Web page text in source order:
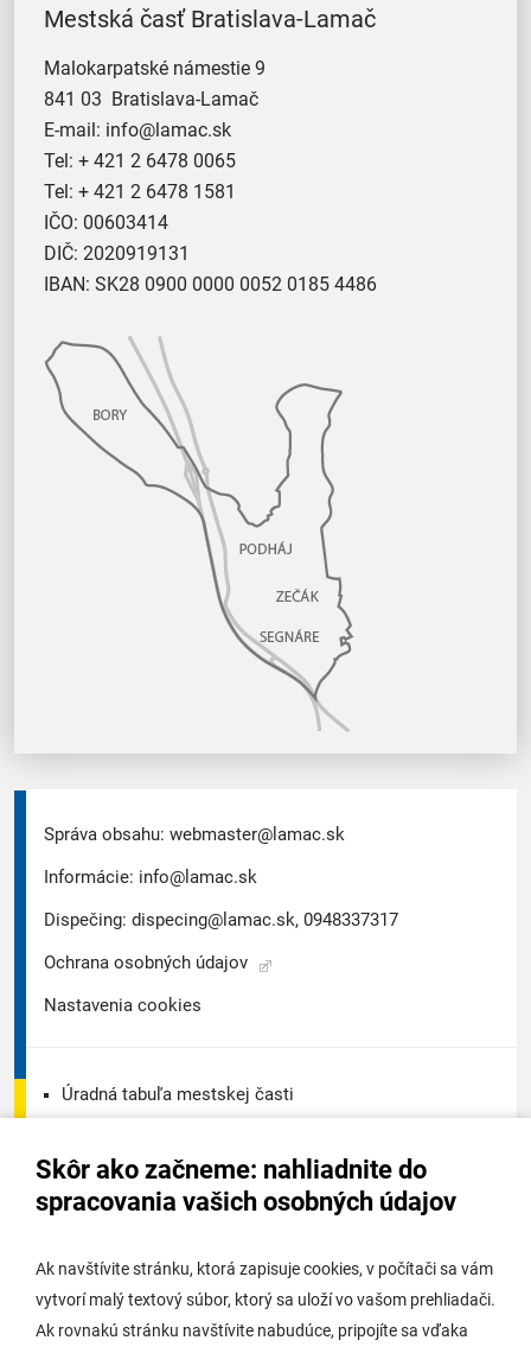
Skôr ako začneme: nahliadnite do
spracovania vašich osobných údajov
Ak navštívite stránku, ktorá zapisuje cookies, v počítači sa vám
vytvorí malý textový súbor, ktorý sa uloží vo vašom prehliadači.
Ak rovnakú stránku navštívite nabudúce, pripojíte sa vďaka
Mestská časť Bratislava-Lamač
Malokarpatské námestie 9
841 03 Bratislava-Lamač
E-mail: info@lamac.sk
Tel: + 421 2 6478 0065
Tel: + 421 2 6478 1581
IČO: 00603414
DIČ: 2020919131
IBAN: SK28 0900 0000 0052 0185 4486
Správa obsahu: webmaster@lamac.sk
Informácie: info@lamac.sk
Dispečing: dispecing@lamac.sk, 0948337317
Ochrana osobných údajov
Nastavenia cookies
Úradná tabuľa mestskej časti
Úradná tabuľa stavebného úradu
Potrebujem vybaviť